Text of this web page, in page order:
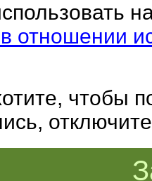
отношении
чтобы